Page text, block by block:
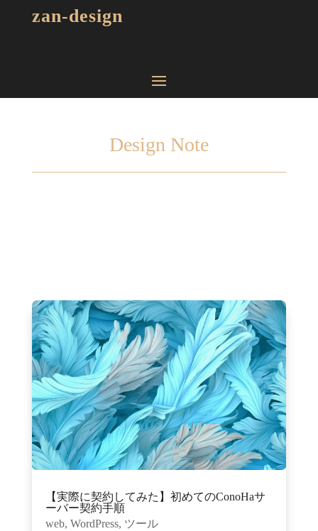
zan-design
Design Note
【実際に契約してみた】初めてのConoHaサ
ーバー契約手順
web, WordPress, ツール